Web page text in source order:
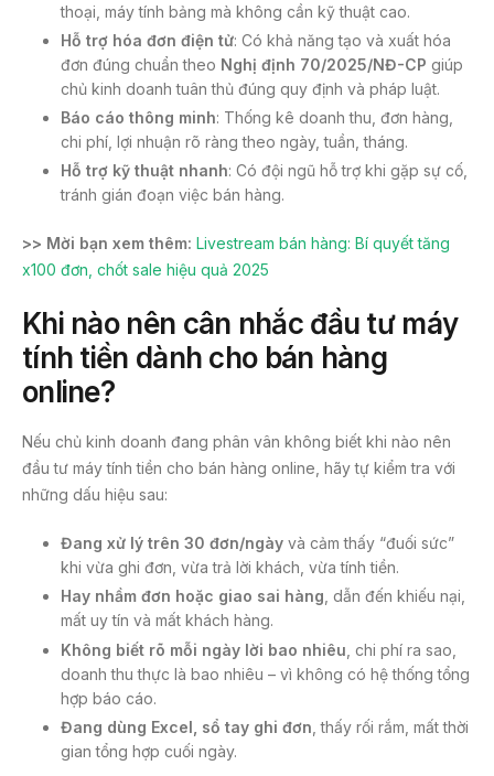
thoại, máy tính bảng mà không cần kỹ thuật cao.
Hỗ trợ hóa đơn điện tử: Có khả năng tạo và xuất hóa
đơn đúng chuẩn theo Nghị định 70/2025/NĐ-CP giúp
chủ kinh doanh tuân thủ đúng quy định và pháp luật.
Báo cáo thông minh: Thống kê doanh thu, đơn hàng,
chi phí, lợi nhuận rõ ràng theo ngày, tuần, tháng.
Hỗ trợ kỹ thuật nhanh: Có đội ngũ hỗ trợ khi gặp sự cố,
tránh gián đoạn việc bán hàng.
>> Mời bạn xem thêm: Livestream bán hàng: Bí quyết tăng
x100 đơn, chốt sale hiệu quả 2025
Khi nào nên cân nhắc đầu tư máy
tính tiền dành cho bán hàng
online?
Nếu chủ kinh doanh đang phân vân không biết khi nào nên
đầu tư máy tính tiền cho bán hàng online, hãy tự kiểm tra với
những dấu hiệu sau:
Đang xử lý trên 30 đơn/ngày và cảm thấy “đuối sức”
khi vừa ghi đơn, vừa trả lời khách, vừa tính tiền.
Hay nhầm đơn hoặc giao sai hàng, dẫn đến khiếu nại,
mất uy tín và mất khách hàng.
Không biết rõ mỗi ngày lời bao nhiêu , chi phí ra sao,
doanh thu thực là bao nhiêu – vì không có hệ thống tổng
hợp báo cáo.
Đang dùng Excel, sổ tay ghi đơn , thấy rối rắm, mất thời
gian tổng hợp cuối ngày.